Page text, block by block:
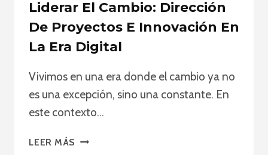
Liderar El Cambio: Dirección
De Proyectos E Innovación En
La Era Digital
Vivimos en una era donde el cambio ya no
es una excepción, sino una constante. En
este contexto…
LEER MÁS LIDERAR